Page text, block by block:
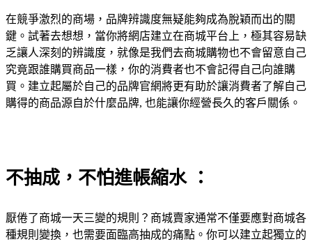
在競爭激烈的商場，品牌辨識度無疑能夠成為脫穎而出的關
鍵。試著去想想，當你將網店建立在商城平台上，極其容易缺
乏讓人深刻的辨識度，就像是我們去商城購物也不會留意自己
究竟跟誰購買商品一樣，你的消費者也不會記得自己向誰購
買。建立起屬於自己的品牌官網將更有助於讓消費者了解自己
購得的商品源自於什麼品牌, 也能讓你經營長久的客戶關係。
不抽成，不怕進帳縮水 ：
厭倦了商城一天三變的規則？商城賣家通常不僅要應對商城各
種規則變換，也需要面臨高抽成的痛點。你可以建立起獨立的